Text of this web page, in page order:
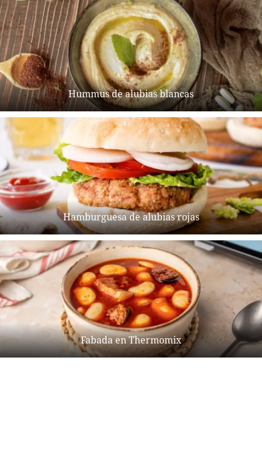
Hummus de alubias blancas
Hamburguesa de alubias rojas
Fabada en Thermomix